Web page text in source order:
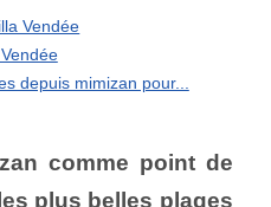
Vendée
depuis mimizan pour...
comme point de
plus belles plages